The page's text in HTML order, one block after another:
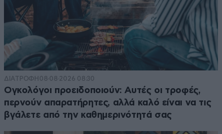
ΔΙΑΤΡΟΦΗ 08·08·2026 08:30
Ογκολόγοι προειδοποιούν: Αυτές οι τροφές,
περνούν απαρατήρητες, αλλά καλό είναι να τις
βγάλετε από την καθημερινότητά σας